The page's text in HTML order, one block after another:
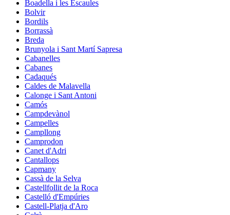
Boadella i les Escaules
Bolvir
Bordils
Borrassà
Breda
Brunyola i Sant Martí Sapresa
Cabanelles
Cabanes
Cadaqués
Caldes de Malavella
Calonge i Sant Antoni
Camós
Campdevànol
Campelles
Campllong
Camprodon
Canet d'Adri
Cantallops
Capmany
Cassà de la Selva
Castellfollit de la Roca
Castelló d'Empúries
Castell-Platja d'Aro